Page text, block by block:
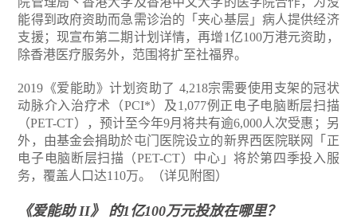
能得到政府资助而急需诊治的「夹心基层」病人提供经济
支援；现宣布第二期计划详情，再增1亿100万港元资助，
除香港医疗服务外，范围将扩至社福界。
2019《爱能助》计划资助了 4,218宗需要使用支架的冠状
动脉介入治疗术（PCI*）及1,077例正电子电脑断层扫描
（PET-CT），预计至今年9月将共有逾6,000人次受惠；另
外，由基金会捐助於屯门医院设立的新界西医院联网「正
电子电脑断层扫描（PET-CT）中心」将於第四季投入服
务，覆盖人口达110万。（详见附图）
《爱能助 II》 的1亿100万元投放在哪里？